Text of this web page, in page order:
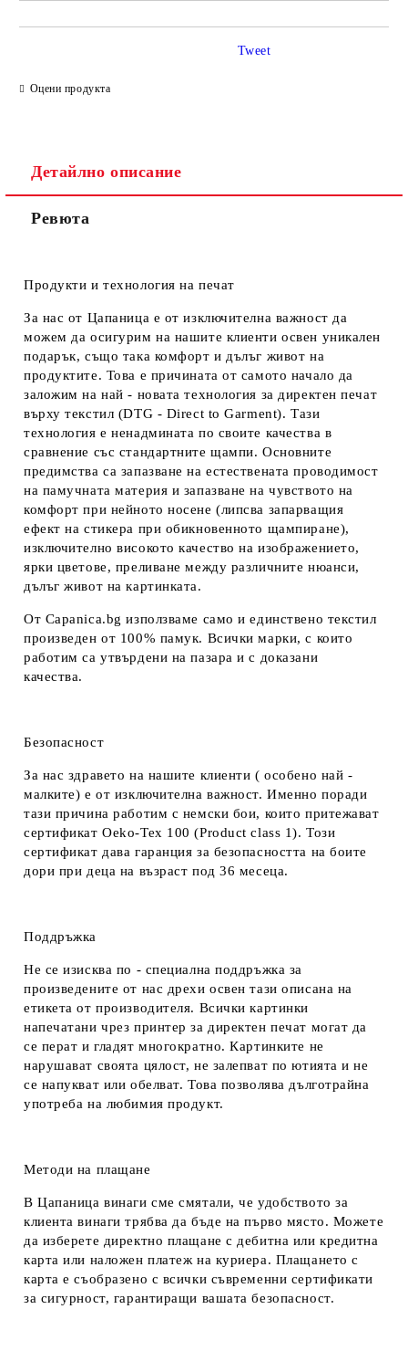
Оцени продукта
Tweet
Детайлно описание
Ревюта
Продукти и технология на печат
За нас от Цапаница е от изключителна важност да
можем да осигурим на нашите клиенти освен уникален
подарък, също така комфорт и дълъг живот на
продуктите. Това е причината от самото начало да
заложим на най - новата технология за директен печат
върху текстил (DTG - Direct to Garment). Тази
технология е ненадмината по своите качества в
сравнение със стандартните щампи. Основните
предимства са запазване на естествената проводимост
на памучната материя и запазване на чувството на
комфорт при нейното носене (липсва запарващия
ефект на стикера при обикновенното щампиране),
изключително високото качество на изображението,
ярки цветове, преливане между различните нюанси,
дълъг живот на картинката.
От Capanica.bg използваме само и единствено текстил
произведен от 100% памук. Всички марки, с които
работим са утвърдени на пазара и с доказани
качества.
Безопасност
За нас здравето на нашите клиенти ( особено най -
малките) е от изключителна важност. Именно поради
тази причина работим с немски бои, които притежават
сертификат Oeko-Tex 100 (Product class 1). Този
сертификат дава гаранция за безопасността на боите
дори при деца на възраст под 36 месеца.
Поддръжка
Не се изисква по - специална поддръжка за
произведените от нас дрехи освен тази описана на
етикета от производителя. Всички картинки
напечатани чрез принтер за директен печат могат да
се перат и гладят многократно. Картинките не
нарушават своята цялост, не залепват по ютията и не
се напукват или обелват. Това позволява дълготрайна
употреба на любимия продукт.
Методи на плащане
В Цапаница винаги сме смятали, че удобството за
клиента винаги трябва да бъде на първо място. Можете
да изберете директно плащане с дебитна или кредитна
карта или наложен платеж на куриера. Плащането с
карта е съобразено с всички съвременни сертификати
за сигурност, гарантиращи вашата безопасност.